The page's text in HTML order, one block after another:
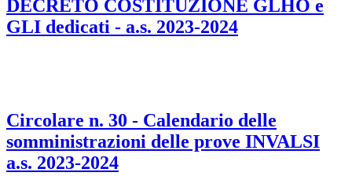
DECRETO COSTITUZIONE GLHO e
GLI dedicati - a.s. 2023-2024
Circolare n. 30 - Calendario delle
somministrazioni delle prove INVALSI
a.s. 2023-2024